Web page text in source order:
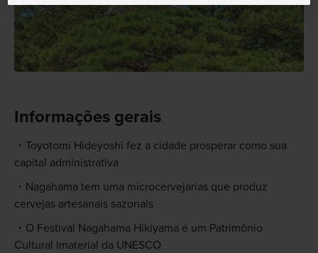
Informações gerais
Toyotomi Hideyoshi fez a cidade prosperar como sua
capital administrativa
Nagahama tem uma microcervejarias que produz
cervejas artesanais sazonais
O Festival Nagahama Hikiyama é um Patrimônio
Cultural Imaterial da UNESCO